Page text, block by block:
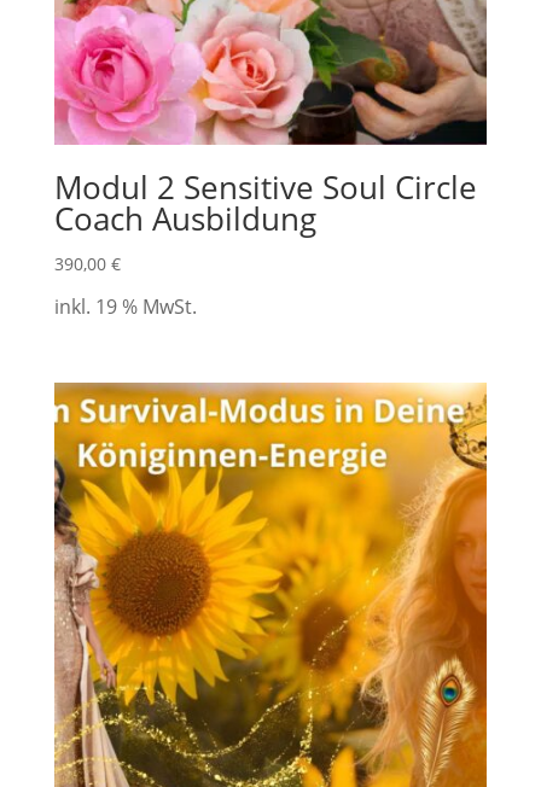
Modul 2 Sensitive Soul Circle
Coach Ausbildung
390,00 €
inkl. 19 % MwSt.